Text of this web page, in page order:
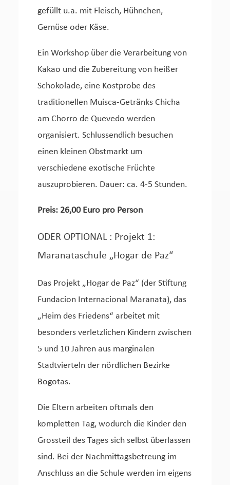
gefüllt u.a. mit Fleisch, Hühnchen,
Gemüse oder Käse.
Ein Workshop über die Verarbeitung von
Kakao und die Zubereitung von heißer
Schokolade, eine Kostprobe des
traditionellen Muisca-Getränks Chicha
am Chorro de Quevedo werden
organisiert. Schlussendlich besuchen
einen kleinen Obstmarkt um
verschiedene exotische Früchte
auszuprobieren. Dauer: ca. 4-5 Stunden.
Preis: 26,00 Euro pro Person
ODER OPTIONAL : Projekt 1:
Maranataschule „Hogar de Paz“
Das Projekt „Hogar de Paz“ (der Stiftung
Fundacion Internacional Maranata), das
„Heim des Friedens“ arbeitet mit
besonders verletzlichen Kindern zwischen
5 und 10 Jahren aus marginalen
Stadtvierteln der nördlichen Bezirke
Bogotas.
Die Eltern arbeiten oftmals den
kompletten Tag, wodurch die Kinder den
Grossteil des Tages sich selbst überlassen
sind. Bei der Nachmittagsbetreung im
Anschluss an die Schule werden im eigens